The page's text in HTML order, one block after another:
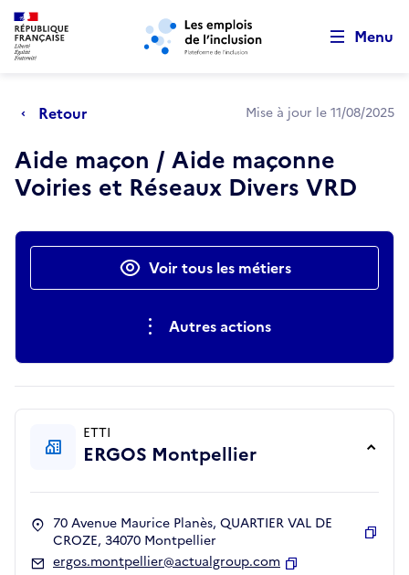
Aller au menu principal Aller au contenu principal
Menu
Retour Mise à jour le 11/08/2025
Aide maçon / Aide maçonne
Voiries et Réseaux Divers VRD
Actions rapidesVoir tous les métiers
Autres actions
ETTI
ERGOS Montpellier
70 Avenue Maurice Planès, QUARTIER VAL DE
CROZE, 34070 Montpellier
ergos.montpellier@actualgroup.com
Retour au début de la page
Panneau de gestion des cookies